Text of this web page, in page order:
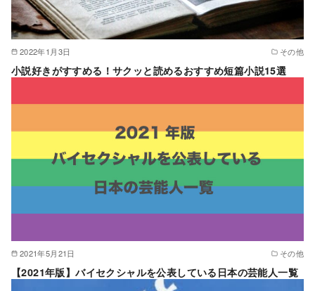
2022年1月3日 その他
小説好きがすすめる！サクッと読めるおすすめ短篇小説15選
2021年5月21日 その他
【2021年版】バイセクシャルを公表している日本の芸能人一覧